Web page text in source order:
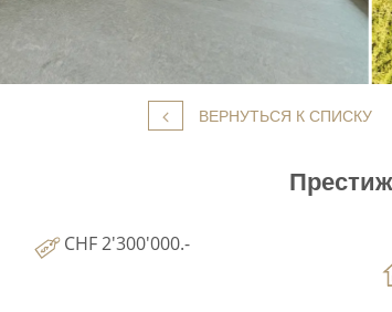
ВЕРНУТЬСЯ К СПИСКУ
CHF 2'300'000.-